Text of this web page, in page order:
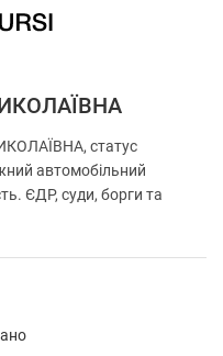
статус
автомобільний
ЄДР, суди, борги та